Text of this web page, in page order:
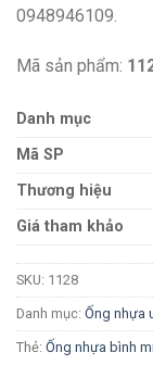
0948946109.
Mã sản phẩm:
Danh mục
Mã SP
Thương hiệu
Giá tham khảo
SKU: 1128
Danh mục: Ống nhựa
Thẻ: Ống nhựa bình